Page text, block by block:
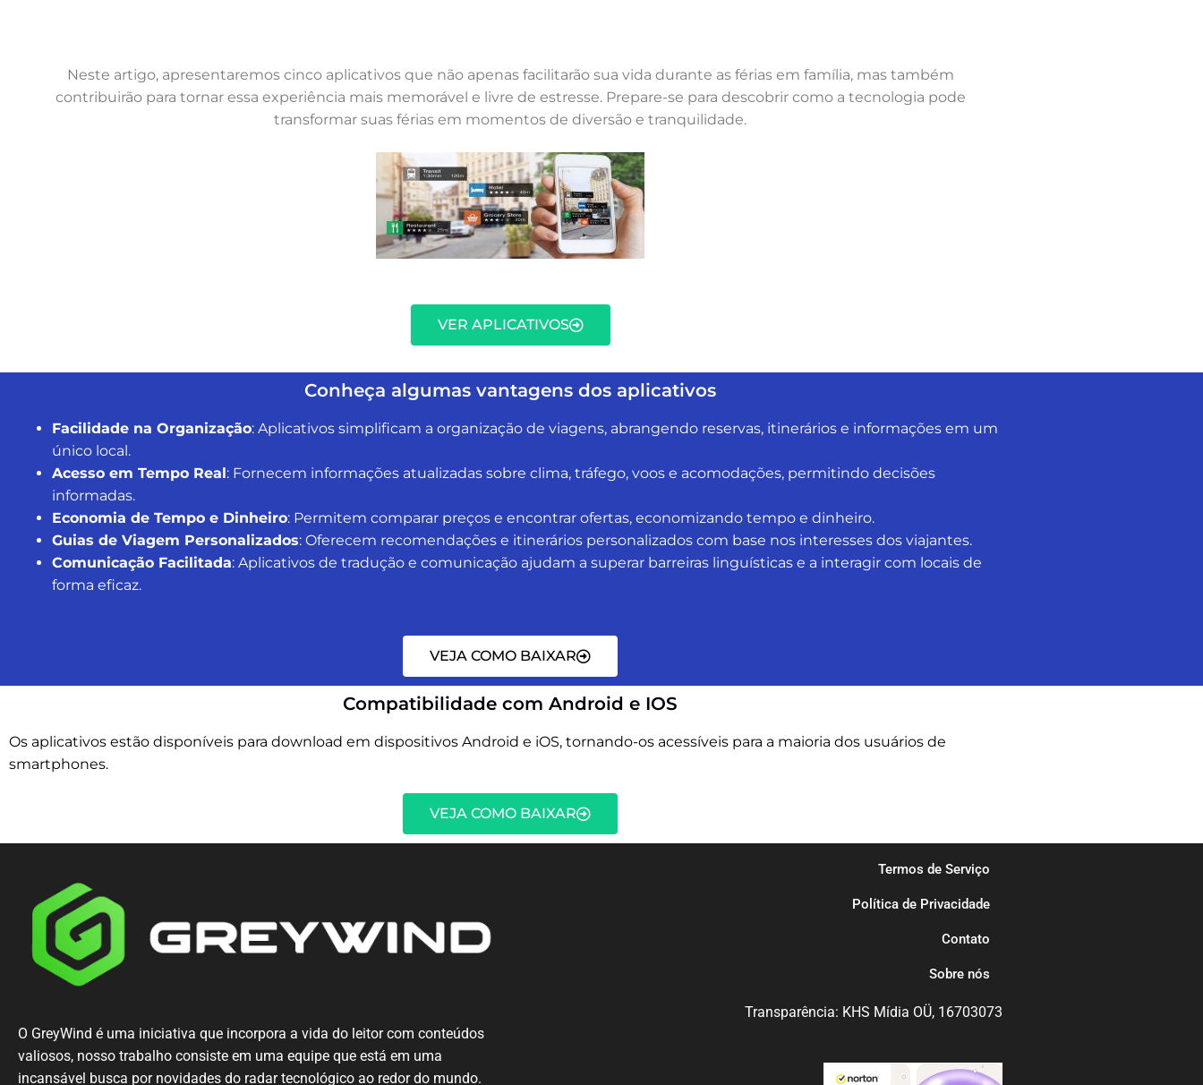
Neste artigo, apresentaremos cinco aplicativos que não apenas facilitarão sua vida durante as férias em família, mas também
contribuirão para tornar essa experiência mais memorável e livre de estresse. Prepare-se para descobrir como a tecnologia pode
transformar suas férias em momentos de diversão e tranquilidade.
VER APLICATIVOS
Conheça algumas vantagens dos aplicativos
Facilidade na Organização: Aplicativos simplificam a organização de viagens, abrangendo reservas, itinerários e informações em um
único local.
Acesso em Tempo Real: Fornecem informações atualizadas sobre clima, tráfego, voos e acomodações, permitindo decisões
informadas.
Economia de Tempo e Dinheiro: Permitem comparar preços e encontrar ofertas, economizando tempo e dinheiro.
Guias de Viagem Personalizados: Oferecem recomendações e itinerários personalizados com base nos interesses dos viajantes.
Comunicação Facilitada: Aplicativos de tradução e comunicação ajudam a superar barreiras linguísticas e a interagir com locais de
forma eficaz.
VEJA COMO BAIXAR
Compatibilidade com Android e IOS
Os aplicativos estão disponíveis para download em dispositivos Android e iOS, tornando-os acessíveis para a maioria dos usuários de
smartphones.
VEJA COMO BAIXAR
O GreyWind é uma iniciativa que incorpora a vida do leitor com conteúdos
valiosos, nosso trabalho consiste em uma equipe que está em uma
incansável busca por novidades do radar tecnológico ao redor do mundo.
Termos de Serviço
Política de Privacidade
Contato
Sobre nós
Transparência: KHS Mídia OÜ, 16703073